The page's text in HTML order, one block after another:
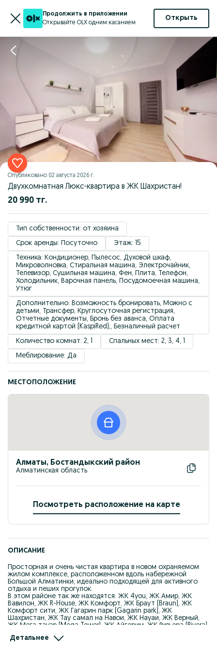
Продолжить в приложении
Открывайте OLX одним касанием
Открыть
Опубликовано 02 августа 2026 г.
Двухкомнатная Люкс-квартира в ЖК Шахристан!
20 990 тг.
Тип собственности: от хозяина
Срок аренды: Посуточно
Этаж: 15
Техника: Кондиционер, Пылесос, Духовой шкаф,
Микроволновка, Стиральная машина, Электрочайник,
Телевизор, Сушильная машина, Фен, Плита, Телефон,
Холодильник, Варочная панель, Посудомоечная машина,
Утюг
Дополнительно: Возможность бронировать, Можно с
детьми, Трансфер, Круглосуточная регистрация,
Отчетные документы, Бронь без аванса, Оплата
кредитной картой (KaspiRed);, Безналичный расчет
Количество комнат: 2, 1
Спальных мест: 2, 3, 4, 1
Меблирование: Да
МЕСТОПОЛОЖЕНИЕ
Алматы, Бостандыкский район
Алматинская область
Посмотреть расположение на карте
ОПИСАНИЕ
Просторная и очень чистая квартира в новом охраняемом
жилом комплексе, расположенном вдоль набережной
Большой Алматинки, идеально подходящей для активного
отдыха и пеших прогулок.
В этом районе так же находятся: ЖК 4you, ЖК Амир, ЖК
Вавилон, ЖК R-House, ЖК Комфорт, ЖК Браут (Braun), ЖК
Комфорт сити, ЖК Гагарин парк (Gagarin park), ЖК
Шахристан, ЖК Тау самал на Навои, ЖК Науаи, ЖК Верный,
ЖК Мега тауэр (Mega Tower), ЖК Айгерим, ЖК Ривьера (Rivera),
Аманат, Мирный, Севен хилс (Seven Heals), Тэрра (Terra),
Детальнее